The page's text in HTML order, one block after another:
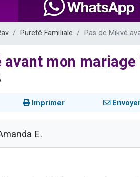
2 personnes viennent de nous
Pureté Familiale Pas de Mikvé
avant mon mariage
Imprimer
E.